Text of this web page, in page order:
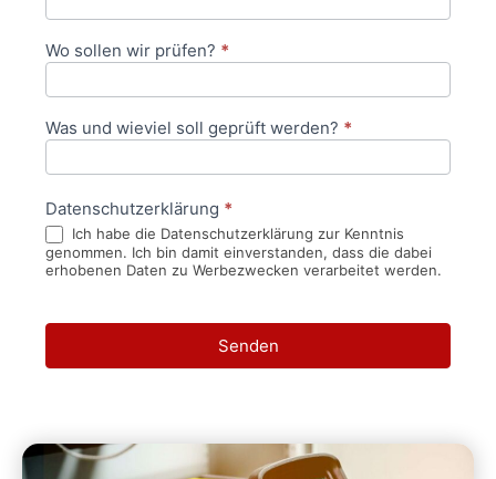
Wo sollen wir prüfen? *
Was und wieviel soll geprüft werden? *
Datenschutzerklärung *
Ich habe die Datenschutzerklärung zur Kenntnis
genommen. Ich bin damit einverstanden, dass die dabei
erhobenen Daten zu Werbezwecken verarbeitet werden.
Senden